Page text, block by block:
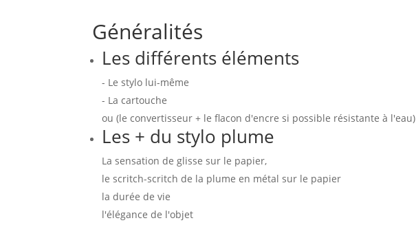
Généralités
Les différents éléments
- Le stylo lui-même
- La cartouche
ou (le convertisseur + le flacon d'encre si possible résistante à l'eau)
Les + du stylo plume
La sensation de glisse sur le papier,
le scritch-scritch de la plume en métal sur le papier
la durée de vie
l'élégance de l'objet